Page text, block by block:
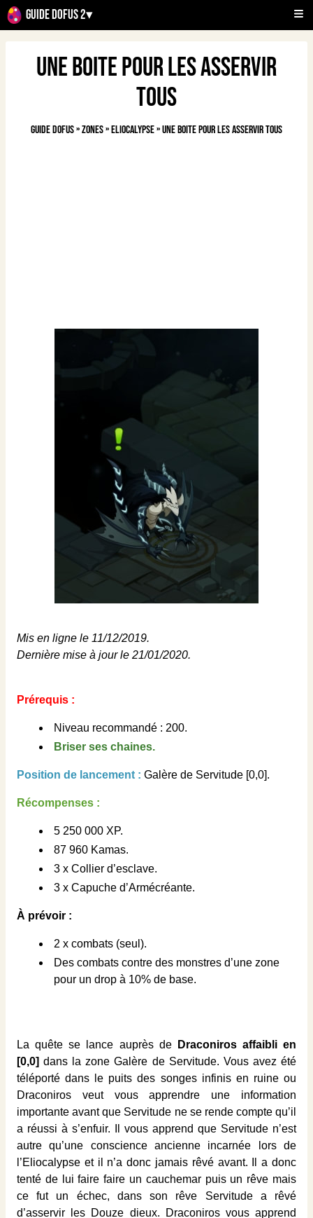
Guide Dofus 2▾
Une boite pour les asservir
tous
Guide Dofus»Zones»Eliocalypse»Une boite pour les asservir tous
Mis en ligne le 11/12/2019.
Dernière mise à jour le 21/01/2020.
Prérequis :
Niveau recommandé : 200.
Briser ses chaines.
Position de lancement : Galère de Servitude [0,0].
Récompenses :
5 250 000 XP.
87 960 Kamas.
3 x Collier d’esclave.
3 x Capuche d’Armécréante.
À prévoir :
2 x combats (seul).
Des combats contre des monstres d’une zone
pour un drop à 10% de base.
La quête se lance auprès de
Draconiros affaibli en
[0,0] dans la zone Galère de Servitude. Vous avez été
téléporté dans le puits des songes infinis en ruine ou
Draconiros veut vous apprendre une information
importante avant que Servitude ne se rende compte qu’il
a réussi à s’enfuir. Il vous apprend que Servitude n’est
autre qu’une conscience ancienne incarnée lors de
l’Eliocalypse et il n’a donc jamais rêvé avant. Il a donc
tenté de lui faire faire un cauchemar puis un rêve mais
ce fut un échec, dans son rêve Servitude a rêvé
d’asservir les Douze dieux. Draconiros vous apprend